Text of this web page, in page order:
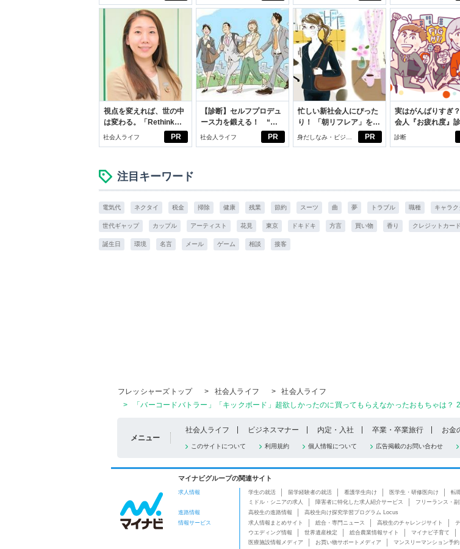
スアイテム
PR
視点を変えれば、世の中
は変わる。「Rethink
PROJECT」がつたえた
社会人ライフ PR
【診断】セルフプロデュ
ース力を鍛える！ “ジ
ブン観”診断
社会人ライフ PR
忙しい新社会人にぴった
り！ 「朝リフレア」をは
じめよう。しっかりニオ
イケアして24時間快適。
身だしなみ・ビジネ
スアイテム
実はがんばりすぎ
会人『お疲れ度』
診断
注目キーワード
電気代 ネクタイ 税金 掃除 健康 残業 節約 スーツ 曲 夢 トラブル 職種 キャラク
世代ギャップ カップル アーティスト 花見 東京 ドキドキ 方言 買い物 香り クレジットカード
誕生日 環境 名言 メール ゲーム 相談 接客
フレッシャーズトップ
> 社会人ライフ >
社会人ライフ
>
「バーコードバトラー」「キックボード」超欲しかったのに買ってもらえなかったおもちゃは？
メニュー
社会人ライフ ビジネスマナー 内定・入社 卒業・卒業旅行 お金
このサイトについて 利用規約 個人情報について 広告掲載のお問い合わせ
マイナビグループの関連サイト
求人情報 学生の就活 留学経験者の就活 看護学生向け 医学生・研修医向け 転
ミドル・シニアの求人
障害者に特化した求人紹介サービス フリーランス・
進路情報
高校生の進路情報
高校生向け探究学習プログラム Locus
情報サービス
求人情報まとめサイト 総合・専門ニュース 高校生のチャレンジサイト
ウエディング情報
世界遺産検定 総合農業情報サイト マイナビ子育て
医療施設情報メディア
お買い物サポートメディア マンスリーマンション予約